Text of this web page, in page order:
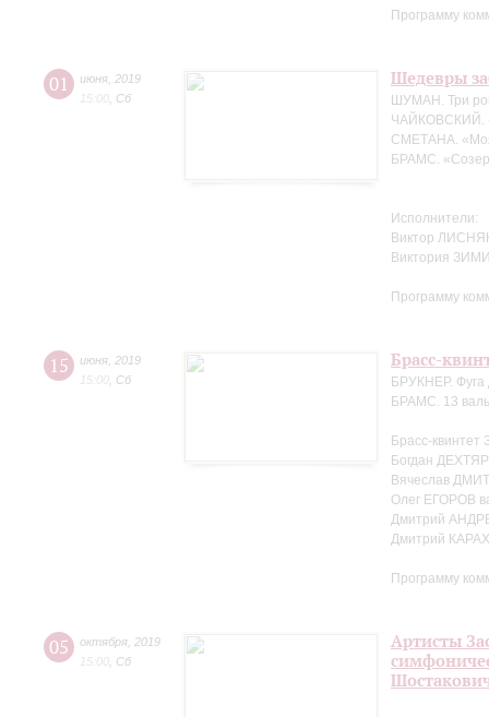
Программу
01 июня 2019
15:00 Сб
Шедевры
ШУМАН. Три
ЧАЙКОВСКИЙ.
СМЕТАНА.
БРАМС.
Исполнители:
Виктор
Виктория
Программу
15 июня 2019
15:00 Сб
Брасс-
БРУКНЕР. Фуга
БРАМС. 13
Брасс-квинтет
Богдан
Вячеслав
Олег ЕГОРОВ
Дмитрий
Дмитрий
Программу
05 октября 2019
15:00 Сб
Артисты